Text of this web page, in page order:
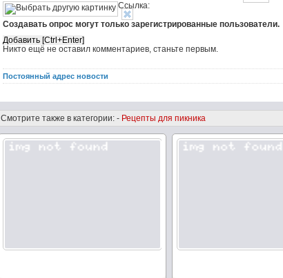
Ссылка:
Создавать опрос могут только зарегистрированные пользователи.
Никто ещё не оставил комментариев, станьте первым.
Постоянный адрес новости
Смотрите также в категории: - Рецепты для пикника